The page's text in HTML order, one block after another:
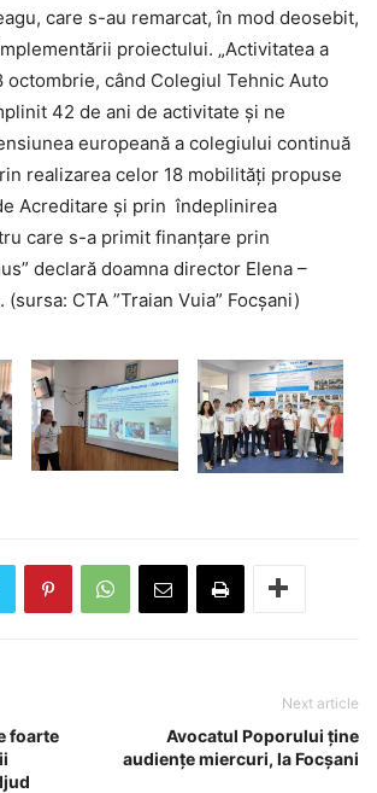
care s-au remarcat, în mod deosebit,
proiectului. „Activitatea a
octombrie, când Colegiul Tehnic Auto
42 de ani de activitate și ne
europeană a colegiului continuă
realizarea celor 18 mobilități propuse
Acreditare și prin îndeplinirea
care s-a primit finanțare prin
declară doamna director Elena –
(sursa: CTA ”Traian Vuia” Focșani)
foarte
Next article
Avocatul Poporului ține
audiențe miercuri, la Focșani